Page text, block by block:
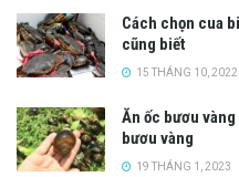
Cách chọn cua
cũng biết
15 THÁNG 10, 2022
Ăn ốc bươu
bươu vàng
19 THÁNG 1, 2023